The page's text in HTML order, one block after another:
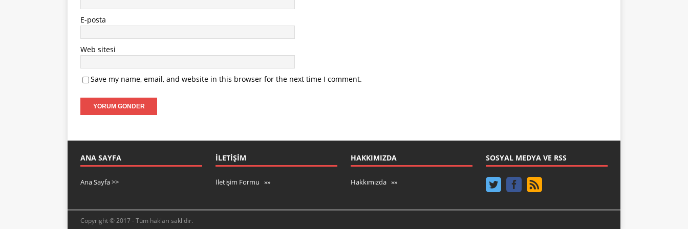
E-posta
Web sitesi
Save my name, email, and website in this browser for the next time I comment.
ANA SAYFA
Ana Sayfa >>
İLETIŞIM
İletişim Formu »»
HAKKIMIZDA
Hakkımızda »»
SOSYAL MEDYA VE RSS
Copyright © 2017 - Tüm hakları saklıdır.